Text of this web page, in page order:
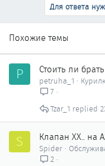
Для ответа
Похожие темы
P Стоить ли
petruha_1
7
Tzar_1
S Клапан ХХ.. на
Spider
2